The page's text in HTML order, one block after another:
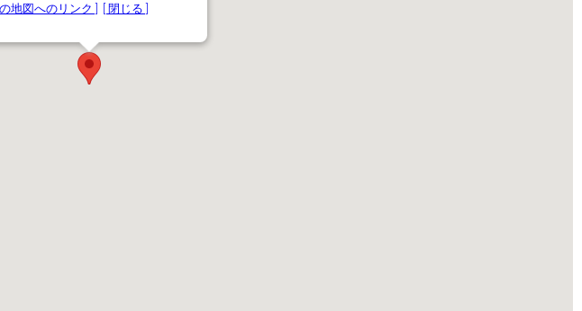
地図へのリンク ] [ 閉じる ]